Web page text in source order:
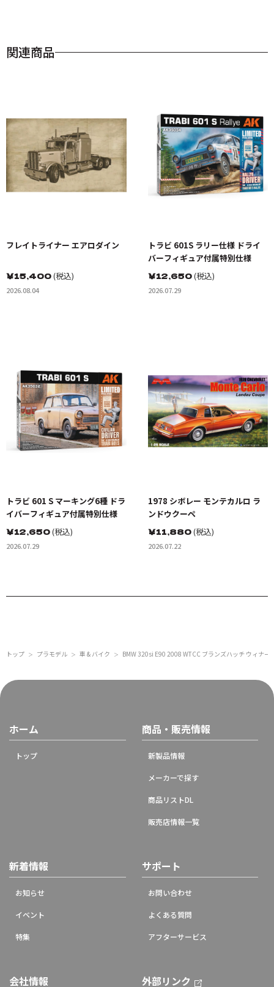
関連商品
フレイトライナー エアロダイン
￥15,400(税込)
2026.08.04
トラビ 601S ラリー仕様 ドライ
バーフィギュア付属特別仕様
￥12,650(税込)
2026.07.29
トラビ 601 S マーキング6種 ドラ
イバーフィギュア付属特別仕様
￥12,650(税込)
2026.07.29
1978 シボレー モンテカルロ ラ
ンドウクーペ
￥11,880(税込)
2026.07.22
トップ ＞ プラモデル ＞ 車 & バイク ＞ BMW 320si E90 2008 WTCC ブランズハッチ ウィナー
ホーム
トップ
商品・販売情報
新製品情報
メーカーで探す
商品リストDL
販売店情報一覧
新着情報
お知らせ
イベント
特集
サポート
お問い合わせ
よくある質問
アフターサービス
会社情報 外部リンク